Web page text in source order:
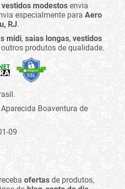
modestos envia
especialmente para Aero
RJ.
midi, saias longas, vestidos
produtos de qualidade.
Boaventura de
09
ofertas de produtos,